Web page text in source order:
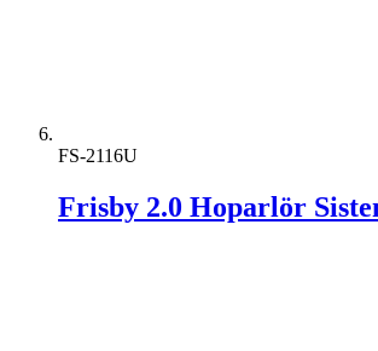
FS-2116U
Frisby 2.0 Hoparlör